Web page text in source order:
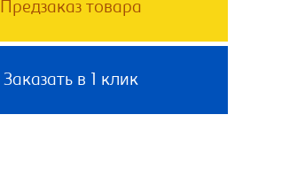
Предзаказ товара
Заказать в 1 клик